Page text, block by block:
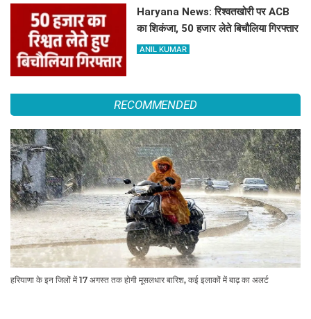
Haryana News: रिश्वतखोरी पर ACB
का शिकंजा, 50 हजार लेते बिचौलिया गिरफ्तार
ANIL KUMAR
RECOMMENDED
हरियाणा के इन जिलों में 17 अगस्त तक होगी मूसलधार बारिश, कई इलाकों में बाढ़ का अलर्ट